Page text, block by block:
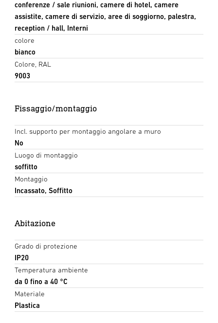
conferenze / sale riunioni, camere di hotel, camere
assistite, camere di servizio, aree di soggiorno, palestra,
reception / hall, Interni
colore
bianco
Colore, RAL
9003
Fissaggio/montaggio
Incl. supporto per montaggio angolare a muro
No
Luogo di montaggio
soffitto
Montaggio
Incassato, Soffitto
Abitazione
Grado di protezione
IP20
Temperatura ambiente
da 0 fino a 40 °C
Materiale
Plastica